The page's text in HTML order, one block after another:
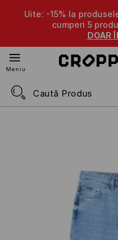
Uite: -15% la
cumperi 5
DOAR
Meniu